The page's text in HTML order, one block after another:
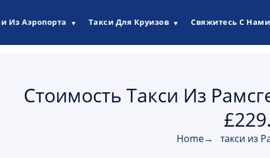
Из Аэропорта ▼ Такси Для Круизов ▼ Свяжитесь С Нами
Стоимость Такси Из
Home→ такси из